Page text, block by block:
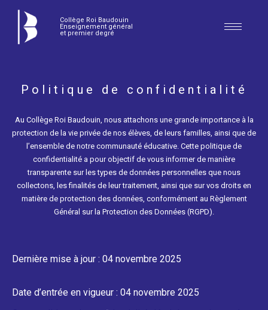
Collège Roi Baudouin
Enseignement général
et premier degré
Politique de confidentialité
Au Collège Roi Baudouin, nous attachons une grande importance à la
protection de la vie privée de nos élèves, de leurs familles, ainsi que de
l’ensemble de notre communauté éducative. Cette politique de
confidentialité a pour objectif de vous informer de manière
transparente sur les types de données personnelles que nous
collectons, les finalités de leur traitement, ainsi que sur vos droits en
matière de protection des données, conformément au Règlement
Général sur la Protection des Données (RGPD).
Dernière mise à jour : 04 novembre 2025
Date d’entrée en vigueur : 04 novembre 2025